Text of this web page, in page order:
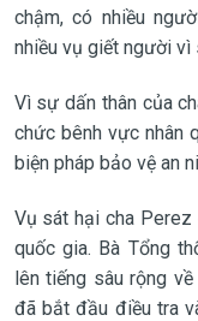
chậm, có nhiều
nhiều vụ giết người vì
Vì sự dấn thân của
chức bênh vực nhân
biện pháp bảo vệ an
Vụ sát hại cha
quốc gia. Bà Tổng
lên tiếng sâu rộng
đã bắt đầu điều tra